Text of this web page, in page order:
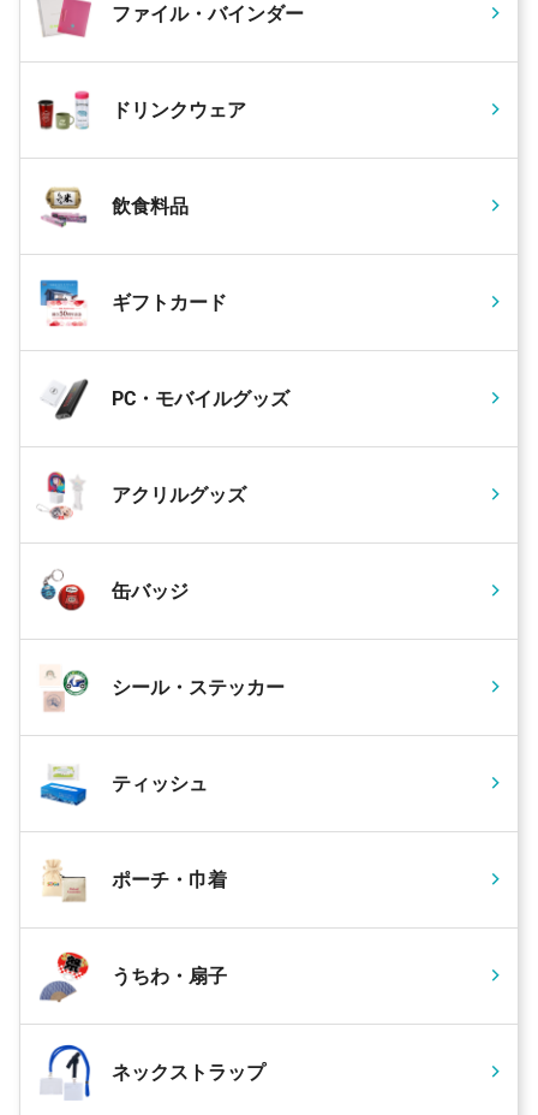
ファイル・バインダー
ドリンクウェア
飲食料品
ギフトカード
PC・モバイルグッズ
アクリルグッズ
缶バッジ
シール・ステッカー
ティッシュ
ポーチ・巾着
うちわ・扇子
ネックストラップ